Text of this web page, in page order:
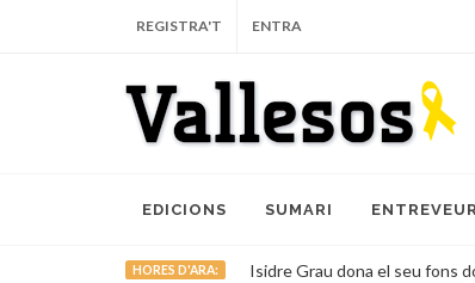
REGISTRA'T ENTRA
EDICIONS SUMARI
HORES D'ARA: Isidre Grau dona el seu fons